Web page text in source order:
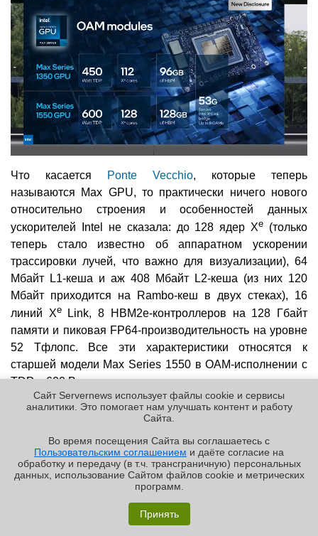
✖
Что касается Ponte Vecchio, которые теперь
называются Max GPU, то практически ничего нового
относительно строения и особенностей данных
ускорителей Intel не сказала: до 128 ядер Xe (только
теперь стало известно об аппаратном ускорении
трассировки лучей, что важно для визуализации), 64
Мбайт L1-кеша и аж 408 Мбайт L2-кеша (из них 120
Мбайт приходится на Rambo-кеш в двух стеках), 16
линий XeLink, 8 HBM2e-контроллеров на 128 Гбайт
памяти и пиковая FP64-производительность на уровне
52 Тфлопс. Все эти характеристики относятся к
старшей модели Max Series 1550 в OAM-исполнении с
TDP в 600 Вт.
Сайт Servernews использует файлы cookie и сервисы
аналитики. Это помогает нам улучшать контент и работу
Cайта.
Во время посещения Cайта вы соглашаетесь с
Пользовательским соглашением и даёте согласие на
обработку и передачу (в т.ч. трансграничную) персональных
данных, использование Cайтом файлов cookie и метрических
программ.
Принять